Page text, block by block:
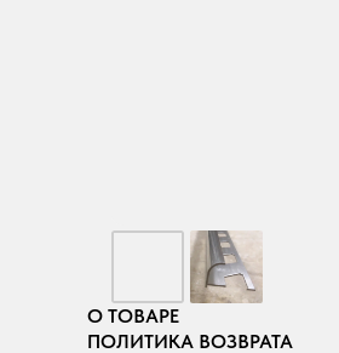
О ТОВАРЕ
ПОЛИТИКА ВОЗВРАТА